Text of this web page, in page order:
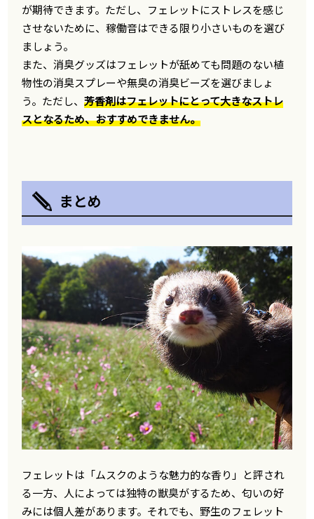
が期待できます。ただし、フェレットにストレスを感じ
させないために、稼働音はできる限り小さいものを選び
ましょう。
また、消臭グッズはフェレットが舐めても問題のない植
物性の消臭スプレーや無臭の消臭ビーズを選びましょ
う。ただし、芳香剤はフェレットにとって大きなストレ
スとなるため、おすすめできません。
まとめ
フェレットは「ムスクのような魅力的な香り」と評され
る一方、人によっては独特の獣臭がするため、匂いの好
みには個人差があります。それでも、野生のフェレット